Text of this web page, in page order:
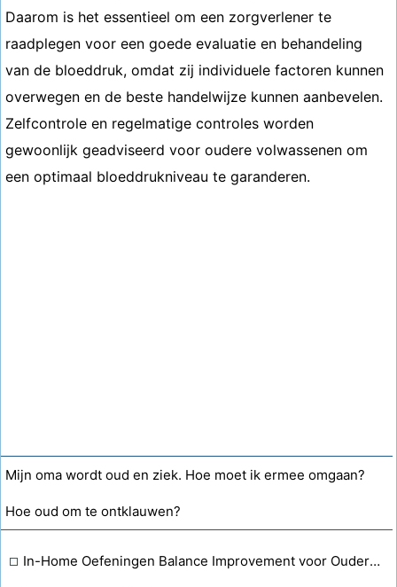
Daarom is het essentieel om een ​​zorgverlener te
raadplegen voor een goede evaluatie en behandeling
van de bloeddruk, omdat zij individuele factoren kunnen
overwegen en de beste handelwijze kunnen aanbevelen.
Zelfcontrole en regelmatige controles worden
gewoonlijk geadviseerd voor oudere volwassenen om
een ​​optimaal bloeddrukniveau te garanderen.
Mijn oma wordt oud en ziek. Hoe moet ik ermee omgaan?
Hoe oud om te ontklauwen?
In-Home Oefeningen Balance Improvement voor Ouderen